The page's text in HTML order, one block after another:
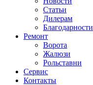
Статьи
Дилерам
Благодарности
Ремонт
Ворота
Жалюзи
Рольставни
Сервис
Контакты